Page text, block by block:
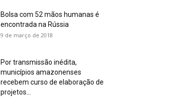
Bolsa com 52 mãos humanas é
encontrada na Rússia
9 de março de 2018
Por transmissão inédita,
municípios amazonenses
recebem curso de elaboração de
projetos...